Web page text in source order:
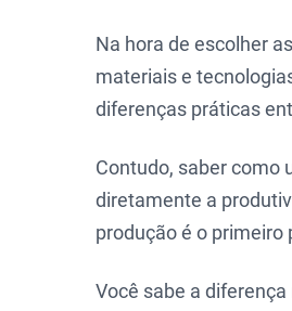
Na hora de escolher as
materiais e
diferenças práticas
Contudo, saber como
diretamente a
produção é o primeiro
Você sabe a